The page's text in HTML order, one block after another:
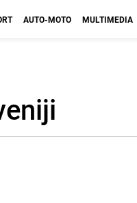
AUTO-MOTO MULTIMEDIA